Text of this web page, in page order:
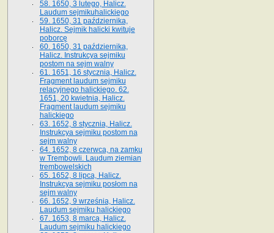
58. 1650, 3 lutego, Halicz.
Laudum sejmikuhalickiego
59. 1650, 31 października,
Halicz. Sejmik halicki kwituje
poborcę
60. 1650, 31 października,
Halicz. Instrukcya sejmiku
postom na sejm walny
61. 1651, 16 stycznia, Halicz.
Fragment laudum sejmiku
relacyjnego halickiego. 62.
1651, 20 kwietnia, Halicz.
Fragment laudum sejmiku
halickiego
63. 1652, 8 stycznia, Halicz.
Instrukcya sejmiku postom na
sejm walny
64. 1652, 8 czerwca, na zamku
w Trembowli. Laudum ziemian
trembowelskich
65. 1652, 8 lipca, Halicz.
Instrukcya sejmiku posłom na
sejm walny
66. 1652, 9 września, Halicz.
Laudum sejmiku halickiego
67. 1653, 8 marca, Halicz.
Laudum sejmiku halickiego